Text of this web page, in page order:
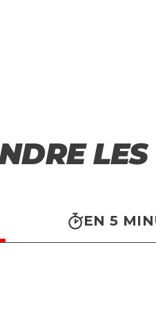
EN 5